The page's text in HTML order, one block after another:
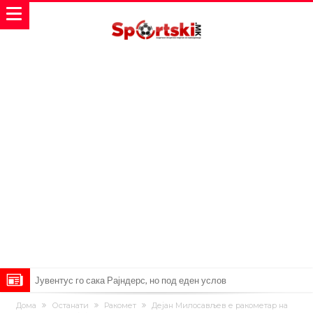
Јувентус го сака Рајндерс, но под еден услов
ПСЖ и Ливерпул имаат доверба дека ќе постигнат договор за
Дома Останати Ракомет
Дејан Милосављев е ракометар на